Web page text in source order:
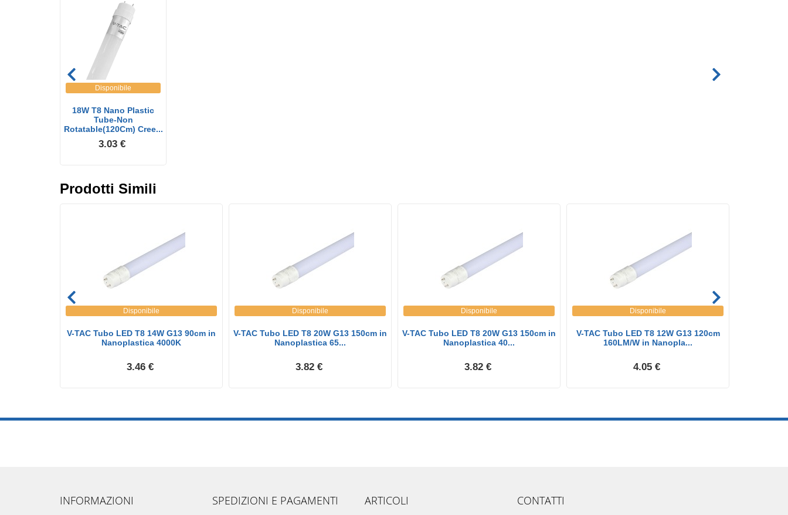
Disponibile
18W T8 Nano Plastic
Tube-Non
Rotatable(120Cm) Cree...
3.03 €
Prodotti Simili
Disponibile
V-TAC Tubo LED T8 14W G13 90cm in
Nanoplastica 4000K
3.46 €
Disponibile
V-TAC Tubo LED T8 20W G13 150cm in
Nanoplastica 65...
3.82 €
Disponibile
V-TAC Tubo LED T8 20W G13 150cm in
Nanoplastica 40...
3.82 €
Disponibile
V-TAC Tubo LED T8 12W G13 120cm
160LM/W in Nanopla...
4.05 €
INFORMAZIONI SPEDIZIONI E PAGAMENTI ARTICOLI CONTATTI